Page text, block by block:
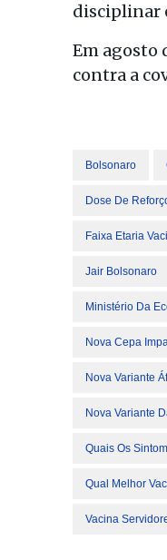
disciplinar
Em agosto
contra a
Bolsonaro
Dose De
Faixa Etaria
Jair Bolsonaro
Ministério Da
Nova Cepa
Nova Variante
Nova Variante
Quais Os
Qual Melhor
Vacina